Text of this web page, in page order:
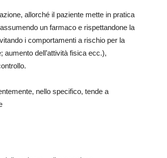
allorché il paziente mette in pratica
un farmaco e rispettandone la
i comportamenti a rischio per la
dell’attività fisica ecc.),
nello specifico, tende a